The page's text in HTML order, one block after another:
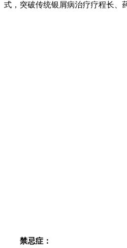
式，突破传统银屑病治疗疗程长、
禁忌症：